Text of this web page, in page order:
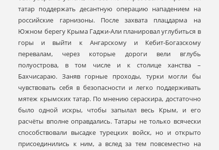
татар поддержать десантную операцию нападением на
российские гарнизоны. После захвата плацдарма на
Южном берегу Крыма Гаджи-Али планировал углубиться в
горы и выйти к Ангарскому и Кебит-Богазскому
перевалам, через которые дороги вели вглубь
полуострова, в том числе и к столице ханства –
Бахчисараю. Заняв горные проходы, турки могли бы
чувствовать себя в безопасности и легко поддерживать
мятеж крымских татар. По мнению сераскира, достаточно
было одной искры, чтобы запылал весь Крым, и его
расчёты вполне оправдались. Татары не только всячески
способствовали высадке турецких войск, но и открыто
присоединились к ним, а вслед за тем повсеместно на